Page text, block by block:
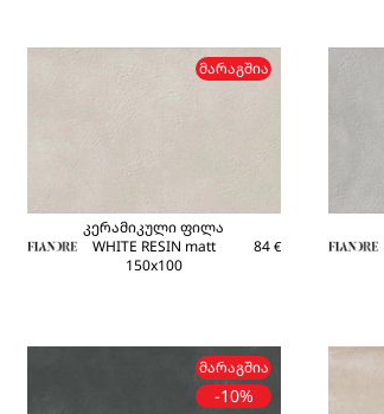
ᲛᲐᲠᲐᲒᲨᲘᲐ
კერამიკული ფილა
WHITE RESIN matt
150x100
84€
ᲛᲐᲠᲐᲒᲨᲘᲐ
-10%